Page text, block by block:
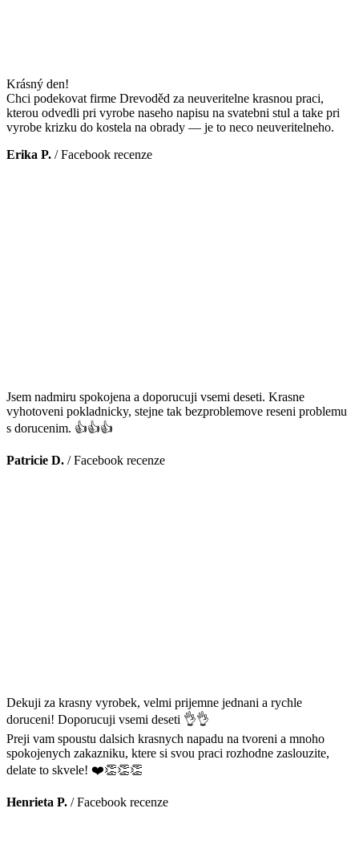
Krásný den!
Chci podekovat firme Drevoděd za neuveritelne krasnou praci,
kterou odvedli pri vyrobe naseho napisu na svatebni stul a take pri
vyrobe krizku do kostela na obrady — je to neco neuveritelneho.
Erika P. /Facebook recenze
Jsem nadmiru spokojena a doporucuji vsemi deseti. Krasne
vyhotoveni pokladnicky, stejne tak bezproblemove reseni problemu
s dorucenim. 👍👍👍
Patricie D. /Facebook recenze
Dekuji za krasny vyrobek, velmi prijemne jednani a rychle
doruceni! Doporucuji vsemi deseti 👌👌
Preji vam spoustu dalsich krasnych napadu na tvoreni a mnoho
spokojenych zakazniku, ktere si svou praci rozhodne zaslouzite,
delate to skvele! ❤️👏👏👏
Henrieta P. /Facebook recenze